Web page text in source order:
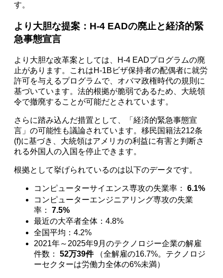
す。
より大胆な提案：H-4 EADの廃止と経済的緊
急事態宣言
より大胆な改革案としては、H-4 EADプログラムの廃
止があります。これはH-1Bビザ保持者の配偶者に就労
許可を与えるプログラムで、オバマ政権時代の規則に
基づいています。法的根拠が脆弱であるため、大統領
令で撤廃することが可能だとされています。
さらに踏み込んだ措置として、「経済的緊急事態宣
言」の可能性も議論されています。移民国籍法212条
(f)に基づき、大統領はアメリカの利益に有害と判断さ
れる外国人の入国を停止できます。
根拠として挙げられているのは以下のデータです。
コンピューターサイエンス専攻の失業率：6.1%
コンピューターエンジニアリング専攻の失業
率：7.5%
最近の大卒者全体：4.8%
全国平均：4.2%
2021年～2025年9月のテクノロジー企業の解雇
件数：52万39件（全解雇の16.7%。テクノロジ
ーセクターは労働力全体の6%未満）